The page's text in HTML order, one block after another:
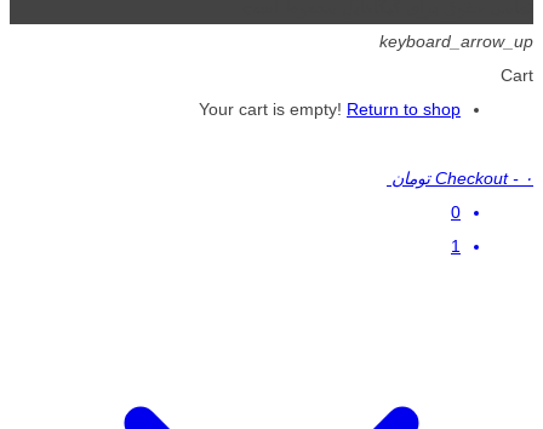
keyboard_arrow_up
Cart
Your cart is empty! Return to shop
Checkout - ۰ تومان
0
1